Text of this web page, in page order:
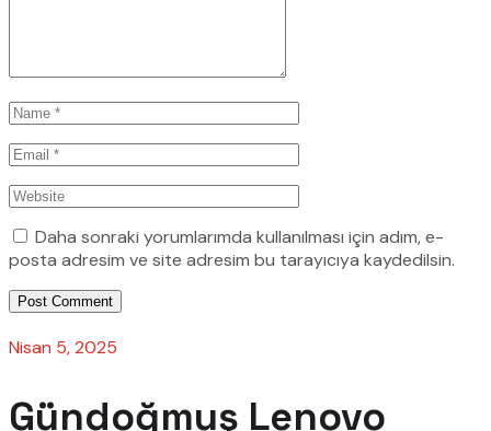
Daha sonraki yorumlarımda kullanılması için adım, e-
posta adresim ve site adresim bu tarayıcıya kaydedilsin.
Post Comment
Nisan 5, 2025
Gündoğmuş Lenovo